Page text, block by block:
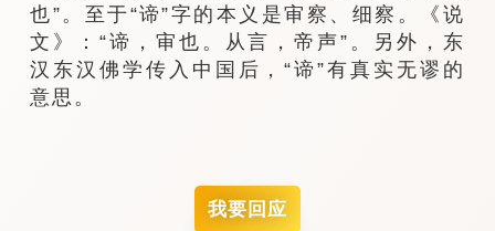
也”。至于“谛”字的本义是审察、细察。《说
文》：“谛，审也。从言，帝声”。另外，东
汉东汉佛学传入中国后，“谛”有真实无谬的
意思。
我要回应